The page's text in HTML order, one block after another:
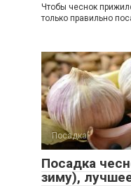
Чтобы чеснок
только правильно
Посадка
Посадка
зиму),